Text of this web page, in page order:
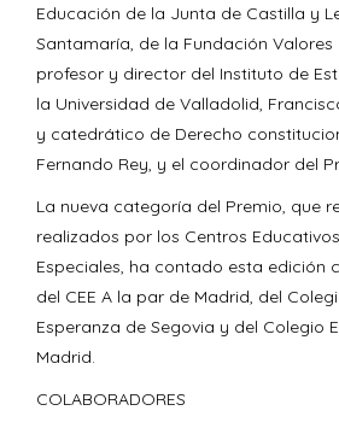
Educación de la Junta de Castilla y
Santamaría, de la Fundación
profesor y director del Instituto de
la Universidad de Valladolid,
y catedrático de Derecho
Fernando Rey, y el coordinador del
La nueva categoría del Premio, que
realizados por los Centros
Especiales, ha contado esta edición
del CEE A la par de Madrid, del
Esperanza de Segovia y del Colegio
Madrid.
COLABORADORES